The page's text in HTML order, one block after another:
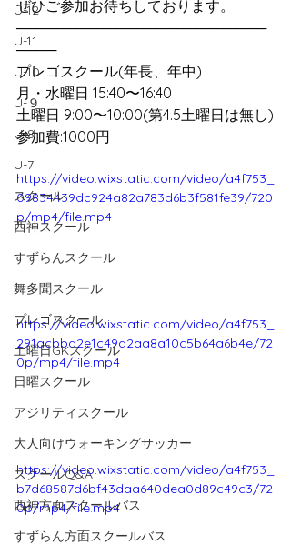
U-12
U-11
U-10
U-９
U-8
U-7
スクール
西神スクール
すずらんスクール
舞多聞スクール
プレゴスクール
土曜日GKスクール
日曜スクール
アジリティスクール
大人向けウォーキングサッカー
スクールQ&A
西神方面スクールバス
すずらん方面スクールバス
ぜひご参加お待ちしております。
─────────────────────────
────
プレゴスクール(年長、年中)
月・水曜日 15:40〜16:40
土曜日 9:00〜10:00(第4.5土曜日は無し)
参加費:1000円
https://video.wixstatic.com/video/a4f753_
09834439dc924a82a783d6b3f581fe39/720
p/mp4/file.mp4
https://video.wixstatic.com/video/a4f753_
291acbbd2e1c49a2aa8a10c5b64a6b4e/72
0p/mp4/file.mp4
https://video.wixstatic.com/video/a4f753_
b7d68587d6bf43daa640dea0d89c49c3/72
0p/mp4/file.mp4